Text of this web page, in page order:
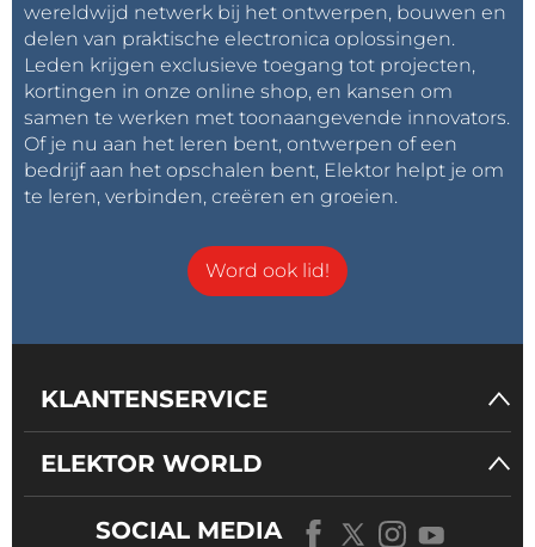
wereldwijd netwerk bij het ontwerpen, bouwen en
delen van praktische electronica oplossingen.
Leden krijgen exclusieve toegang tot projecten,
kortingen in onze online shop, en kansen om
samen te werken met toonaangevende innovators.
Of je nu aan het leren bent, ontwerpen of een
bedrijf aan het opschalen bent, Elektor helpt je om
te leren, verbinden, creëren en groeien.
Word ook lid!
KLANTENSERVICE
ELEKTOR WORLD
SOCIAL MEDIA